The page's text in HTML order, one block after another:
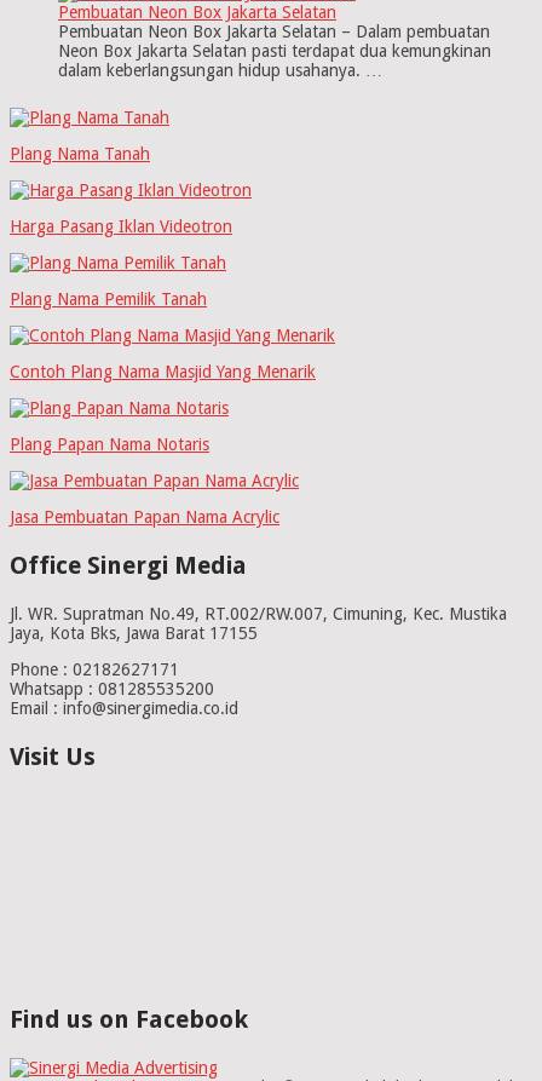
Pembuatan Neon Box Jakarta Selatan
Pembuatan Neon Box Jakarta Selatan – Dalam pembuatan
Neon Box Jakarta Selatan pasti terdapat dua kemungkinan
dalam keberlangsungan hidup usahanya. …
Plang Nama Tanah
Harga Pasang Iklan Videotron
Plang Nama Pemilik Tanah
Contoh Plang Nama Masjid Yang Menarik
Plang Papan Nama Notaris
Jasa Pembuatan Papan Nama Acrylic
Office Sinergi Media
Jl. WR. Supratman No.49, RT.002/RW.007, Cimuning, Kec. Mustika
Jaya, Kota Bks, Jawa Barat 17155
Phone : 02182627171
Whatsapp : 081285535200
Email : info@sinergimedia.co.id
Visit Us
Find us on Facebook